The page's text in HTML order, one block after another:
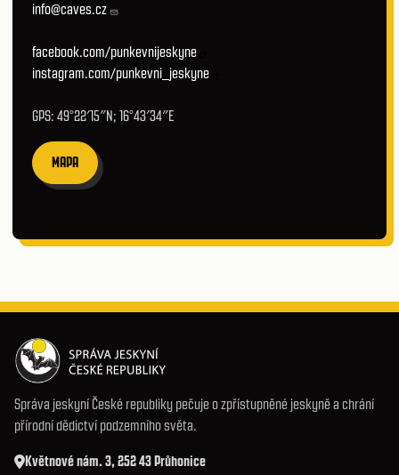
info@caves.cz
facebook.com/punkevnijeskyne
instagram.com/punkevni_jeskyne
GPS: 49°22′15″N; 16°43′34″E
MAPA
Správa jeskyní České republiky pečuje o zpřístupněné jeskyně a chrání
přírodní dědictví podzemního světa.
Květnové nám. 3, 252 43 Průhonice